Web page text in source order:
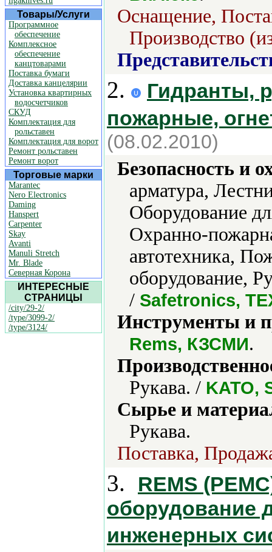
Товары/Услуги
Программное
обеспечение
Комплексное
обеспечение
канцтоварами
Поставка бумаги
Доставка канцелярии
Установка квартирных
водосчетчиков
СКУД
Комплектация для
рольставен
Комплектация для ворот
Ремонт рольставен
Ремонт ворот
Торговые марки
Marantec
Nero Electronics
Daming
Hanspert
Carpenter
Skay
Avanti
Manuli Stretch
Mr. Blade
Северная Корона
ИНТЕРЕСНЫЕ
СТРАНИЦЫ
/city/29-2/
/type/3099-2/
/type/3124/
Оснащение,
Производство
2.
Гидранты,
пожарные,
(08.02.2010)
Безопасность и
арматура,
Оборудование
Охранно-
автотехника,
оборудование,
/ Safetronics,
Инструменты и
Rems, КЗСМИ.
Рукава. / KATO,
Сырье и
Рукава.
Поставка,
3.
REMS
оборудование
инженерных